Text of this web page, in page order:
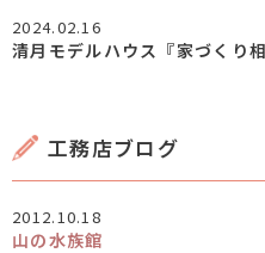
2024.02.16
清月モデルハウス『家づくり
工務店ブログ
2012.10.18
山の水族館